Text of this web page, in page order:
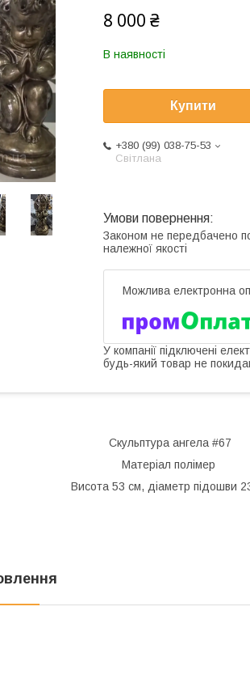
8 000 ₴
В наявності
Купити
+380 (99) 038-75-53
Світлана
Законом не передбачено
належної якості
У компанії підключені
будь-який товар не
Скульптура ангела #67
Матеріал полімер
Висота 53 см, діаметр підошви